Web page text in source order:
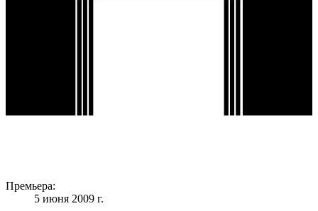
Премьера:
5 июня 2009 г.